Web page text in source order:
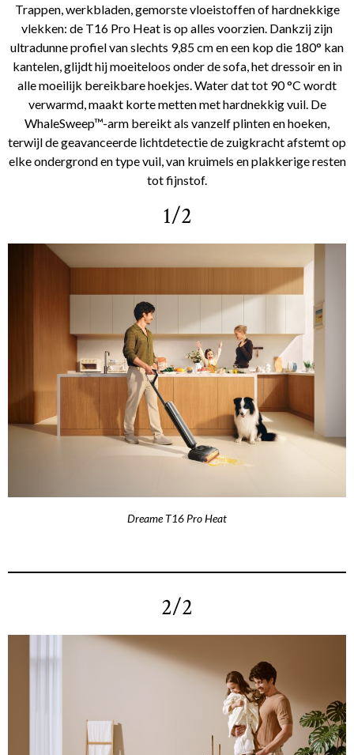
Trappen, werkbladen, gemorste vloeistoffen of hardnekkige
vlekken: de T16 Pro Heat is op alles voorzien. Dankzij zijn
ultradunne profiel van slechts 9,85 cm en een kop die 180° kan
kantelen, glijdt hij moeiteloos onder de sofa, het dressoir en in
alle moeilijk bereikbare hoekjes. Water dat tot 90 °C wordt
verwarmd, maakt korte metten met hardnekkig vuil. De
WhaleSweep™-arm bereikt als vanzelf plinten en hoeken,
terwijl de geavanceerde lichtdetectie de zuigkracht afstemt op
elke ondergrond en type vuil, van kruimels en plakkerige resten
tot fijnstof.
1/2
Dreame T16 Pro Heat
2/2